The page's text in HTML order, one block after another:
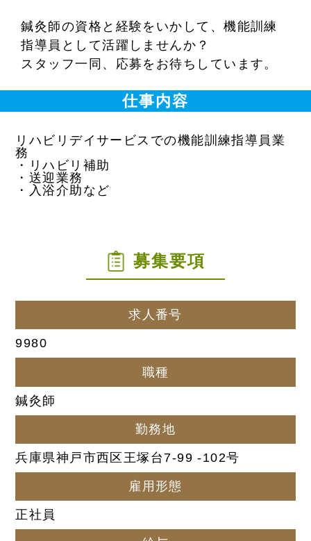
鍼灸師の資格と経験をいかして、機能訓練
指導員として活躍しませんか？
スタッフ一同、応募をお待ちしています。
仕事内容
リハビリデイサービスでの機能訓練指導員業
務
・リハビリ補助
・送迎業務
・入浴介助など
募集要項
求人番号
9980
職種
鍼灸師
勤務地
兵庫県神戸市西区王塚台7-99 -102号
雇用形態
正社員